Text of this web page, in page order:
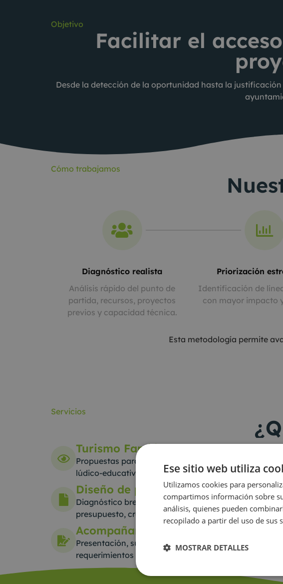
Objetivo
Facilitar el
Desde la detección de la oportunidad hasta la
Cómo trabajamos
Diagnóstico realista
Análisis rápido del punto de
partida, recursos, proyectos
previos y capacidad técnica.
Priorización
Identificación de
con mayor impacto
Esta metodología permite
Servicios
Turismo Familias
Propuestas para familias con niños, espacios seguros
lúdico-educativas.
Diseño de proyectos turísticos
Diagnóstico breve, definición de objetivos,
presupuesto, cronograma, indicadores y modelo de
Acompañamiento en tramitación
Presentación, subsanaciones, alegaciones y respuesta
requerimientos administrativos.
Ese sitio web utiliza
Utilizamos cookies para
compartimos información sobre
análisis, quienes pueden
recopilado a partir del uso de sus
MOSTRAR DETALLES